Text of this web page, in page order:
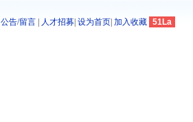
公告/留言 人才招募 设为首页 加入收藏 51La